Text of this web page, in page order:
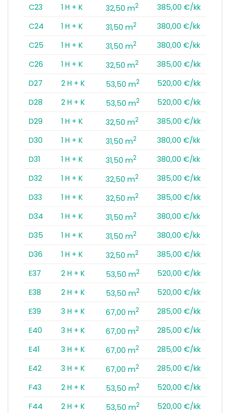
C23
1 H + K 32,50 m2
385,00 €/kk
C24
1 H + K 31,50 m2
380,00 €/kk
C25
1 H + K 31,50 m2
380,00 €/kk
C26
1 H + K 32,50 m2
385,00 €/kk
D27
2 H + K 53,50 m2
520,00 €/kk
D28
2 H + K 53,50 m2
520,00 €/kk
D29
1 H + K 32,50 m2
385,00 €/kk
D30
1 H + K 31,50 m2
380,00 €/kk
D31
1 H + K 31,50 m2
380,00 €/kk
D32
1 H + K 32,50 m2
385,00 €/kk
D33
1 H + K 32,50 m2
385,00 €/kk
D34
1 H + K 31,50 m2
380,00 €/kk
D35
1 H + K 31,50 m2
380,00 €/kk
D36
1 H + K 32,50 m2
385,00 €/kk
E37
2 H + K 53,50 m2
520,00 €/kk
E38
2 H + K 53,50 m2
520,00 €/kk
E39
3 H + K 67,00 m2
285,00 €/kk
E40
3 H + K 67,00 m2
285,00 €/kk
E41
3 H + K 67,00 m2
285,00 €/kk
E42
3 H + K 67,00 m2
285,00 €/kk
F43
2 H + K 53,50 m2
520,00 €/kk
F44
2 H + K 53,50 m2
520,00 €/kk